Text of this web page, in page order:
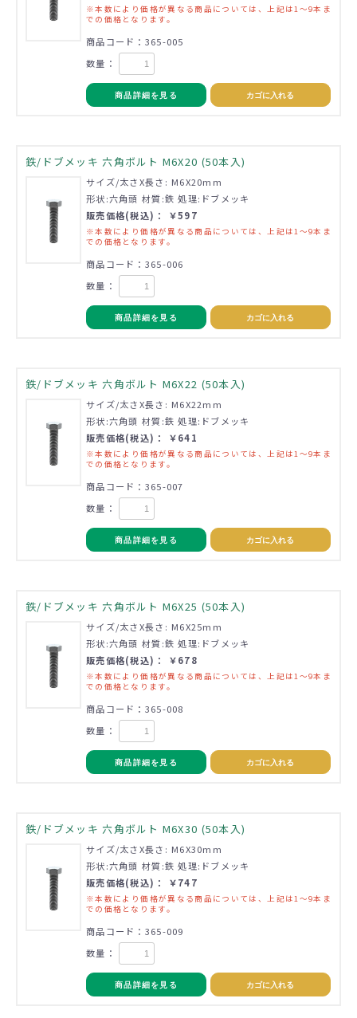
※本数により価格が異なる商品については、上記は1～9本ま
での価格となります。
商品コード：365-005
数量：
商品詳細を見る カゴに入れる
鉄/ドブメッキ 六角ボルト M6X20 (50本入)
サイズ/太さX長さ: M6X20mm
形状:六角頭 材質:鉄 処理:ドブメッキ
販売価格(税込)： ￥597
※本数により価格が異なる商品については、上記は1～9本ま
での価格となります。
商品コード：365-006
数量：
商品詳細を見る カゴに入れる
鉄/ドブメッキ 六角ボルト M6X22 (50本入)
サイズ/太さX長さ: M6X22mm
形状:六角頭 材質:鉄 処理:ドブメッキ
販売価格(税込)： ￥641
※本数により価格が異なる商品については、上記は1～9本ま
での価格となります。
商品コード：365-007
数量：
商品詳細を見る カゴに入れる
鉄/ドブメッキ 六角ボルト M6X25 (50本入)
サイズ/太さX長さ: M6X25mm
形状:六角頭 材質:鉄 処理:ドブメッキ
販売価格(税込)： ￥678
※本数により価格が異なる商品については、上記は1～9本ま
での価格となります。
商品コード：365-008
数量：
商品詳細を見る カゴに入れる
鉄/ドブメッキ 六角ボルト M6X30 (50本入)
サイズ/太さX長さ: M6X30mm
形状:六角頭 材質:鉄 処理:ドブメッキ
販売価格(税込)： ￥747
※本数により価格が異なる商品については、上記は1～9本ま
での価格となります。
商品コード：365-009
数量：
商品詳細を見る カゴに入れる